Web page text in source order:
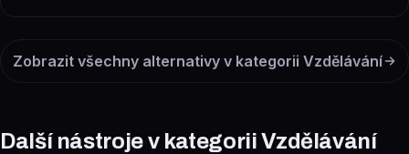
Zobrazit všechny alternativy v kategorii Vzdělávání
Další nástroje v kategorii Vzdělávání